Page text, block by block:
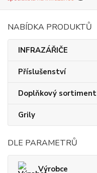
NABÍDKA PRODUKTŮ
INFRAZÁŘIČE
Příslušenství
Doplňkový sortiment
Grily
DLE PARAMETRŮ
Výrobce